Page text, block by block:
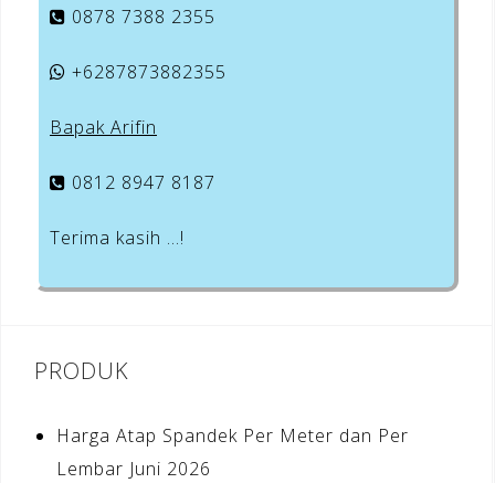
0878 7388 2355
+6287873882355
Bapak Arifin
0812 8947 8187
Terima kasih …!
PRODUK
Harga Atap Spandek Per Meter dan Per
Lembar Juni 2026